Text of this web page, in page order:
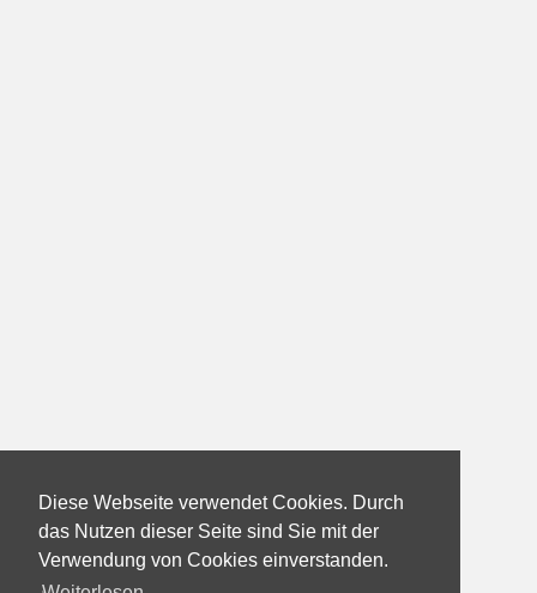
Diese Webseite verwendet Cookies. Durch
das Nutzen dieser Seite sind Sie mit der
Verwendung von Cookies einverstanden.